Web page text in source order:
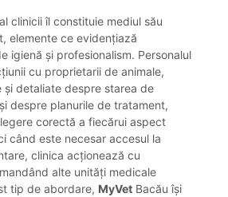
clinicii îl constituie mediul său
elemente ce evidențiază
igienă și profesionalism. Personalul
cu proprietarii de animale,
detaliate despre starea de
despre planurile de tratament,
corectă a fiecărui aspect
când este necesar accesul la
clinica acționează cu
alte unități medicale
tip de abordare, MyVet Bacău își